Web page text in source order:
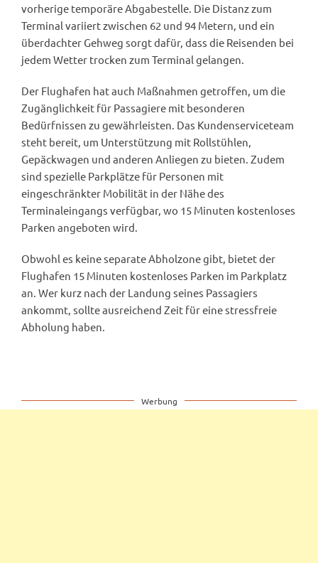
vorherige temporäre Abgabestelle. Die Distanz zum
Terminal variiert zwischen 62 und 94 Metern, und ein
überdachter Gehweg sorgt dafür, dass die Reisenden bei
jedem Wetter trocken zum Terminal gelangen.
Der Flughafen hat auch Maßnahmen getroffen, um die
Zugänglichkeit für Passagiere mit besonderen
Bedürfnissen zu gewährleisten. Das Kundenserviceteam
steht bereit, um Unterstützung mit Rollstühlen,
Gepäckwagen und anderen Anliegen zu bieten. Zudem
sind spezielle Parkplätze für Personen mit
eingeschränkter Mobilität in der Nähe des
Terminaleingangs verfügbar, wo 15 Minuten kostenloses
Parken angeboten wird.
Obwohl es keine separate Abholzone gibt, bietet der
Flughafen 15 Minuten kostenloses Parken im Parkplatz
an. Wer kurz nach der Landung seines Passagiers
ankommt, sollte ausreichend Zeit für eine stressfreie
Abholung haben.
Werbung